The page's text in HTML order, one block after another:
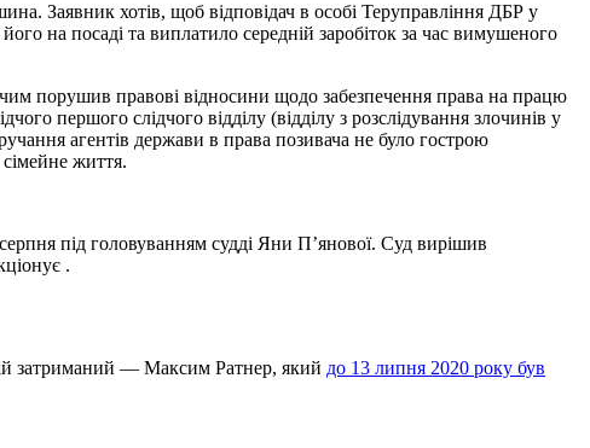
Заявник хотів, щоб відповідач в особі Теруправління ДБР у
на посаді та виплатило середній заробіток за час вимушеного
порушив правові відносини щодо забезпечення права на працю
першого слідчого відділу (відділу з розслідування злочинів у
агентів держави в права позивача не було гострою
життя.
під головуванням судді Яни П’янової. Суд вирішив
.
затриманий — Максим Ратнер, який до 13 липня 2020 року був